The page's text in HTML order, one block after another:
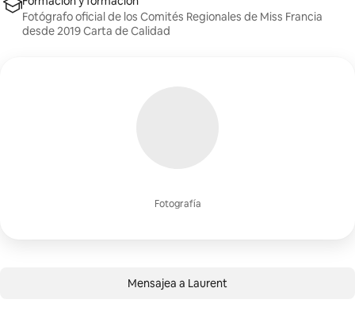
Fotografía
Fotógrafo oficial de los Comités Regionales de Miss Francia
desde 2019 Carta de Calidad
Mensajea a Laurent